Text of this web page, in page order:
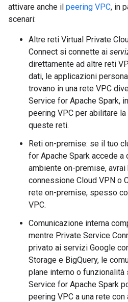
attivare anche il peering VPC, in
scenari:
Altre reti Virtual Private
Connect si connette ai
direttamente ad altre reti
dati, le applicazioni
trovano in una rete VPC
Service for Apache Spark,
peering VPC per abilitare
queste reti.
Reti on-premise: se il tuo
for Apache Spark accede
ambiente on-premise,
connessione Cloud VPN o
rete on-premise, spesso
VPC.
Comunicazione interna
mentre Private Service
privato ai servizi Google
Storage e BigQuery, le
plane interno o
Service for Apache Spark
peering VPC a una rete